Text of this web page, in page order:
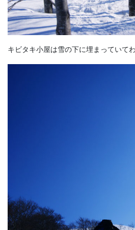
キビタキ小屋は雪の下に埋まっていて